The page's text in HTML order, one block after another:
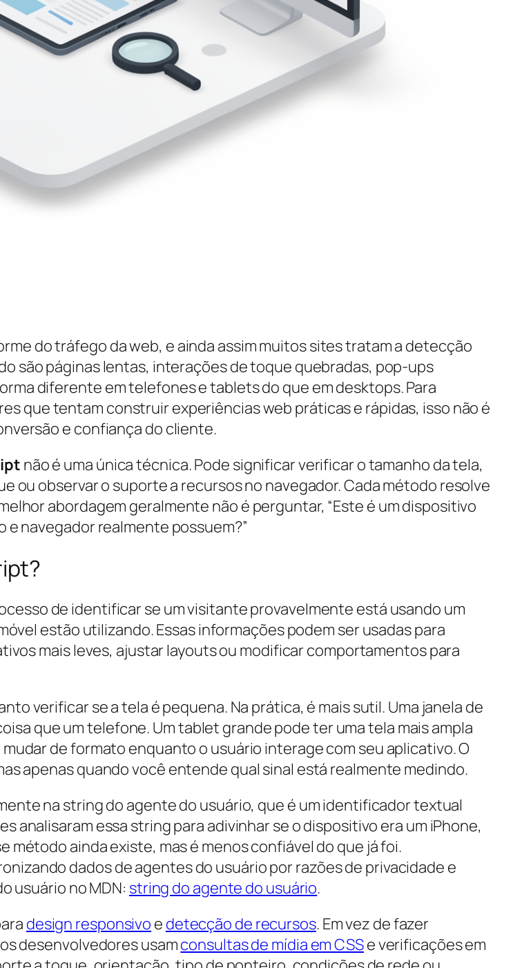
do tráfego da web, e ainda assim muitos sites tratam a detecção
são páginas lentas, interações de toque quebradas, pop-ups
diferente em telefones e tablets do que em desktops. Para
que tentam construir experiências web práticas e rápidas, isso não é
e confiança do cliente.
não é uma única técnica. Pode significar verificar o tamanho da tela,
ou observar o suporte a recursos no navegador. Cada método resolve
abordagem geralmente não é perguntar, “Este é um dispositivo
e navegador realmente possuem?”
de identificar se um visitante provavelmente está usando um
estão utilizando. Essas informações podem ser usadas para
mais leves, ajustar layouts ou modificar comportamentos para
verificar se a tela é pequena. Na prática, é mais sutil. Uma janela de
que um telefone. Um tablet grande pode ter uma tela mais ampla
de formato enquanto o usuário interage com seu aplicativo. O
apenas quando você entende qual sinal está realmente medindo.
na string do agente do usuário, que é um identificador textual
analisaram essa string para adivinhar se o dispositivo era um iPhone,
ainda existe, mas é menos confiável do que já foi.
dados de agentes do usuário por razões de privacidade e
usuário no MDN: string do agente do usuário.
design responsivo e detecção de recursos. Em vez de fazer
desenvolvedores usamconsultas de mídia em CSSe verificações em